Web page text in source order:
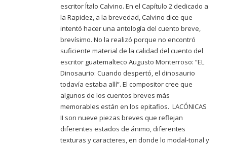
escritor Ítalo Calvino. En el Capítulo 2 dedicado a
la Rapidez, a la brevedad, Calvino dice que
intentó hacer una antología del cuento breve,
brevísimo. No la realizó porque no encontró
suficiente material de la calidad del cuento del
escritor guatemalteco Augusto Monterroso: “EL
Dinosaurio: Cuando despertó, el dinosaurio
todavía estaba allí”. El compositor cree que
algunos de los cuentos breves más
memorables están en los epitafios. LACÓNICAS
II son nueve piezas breves que reflejan
diferentes estados de ánimo, diferentes
texturas y caracteres, en donde lo modal-tonal y